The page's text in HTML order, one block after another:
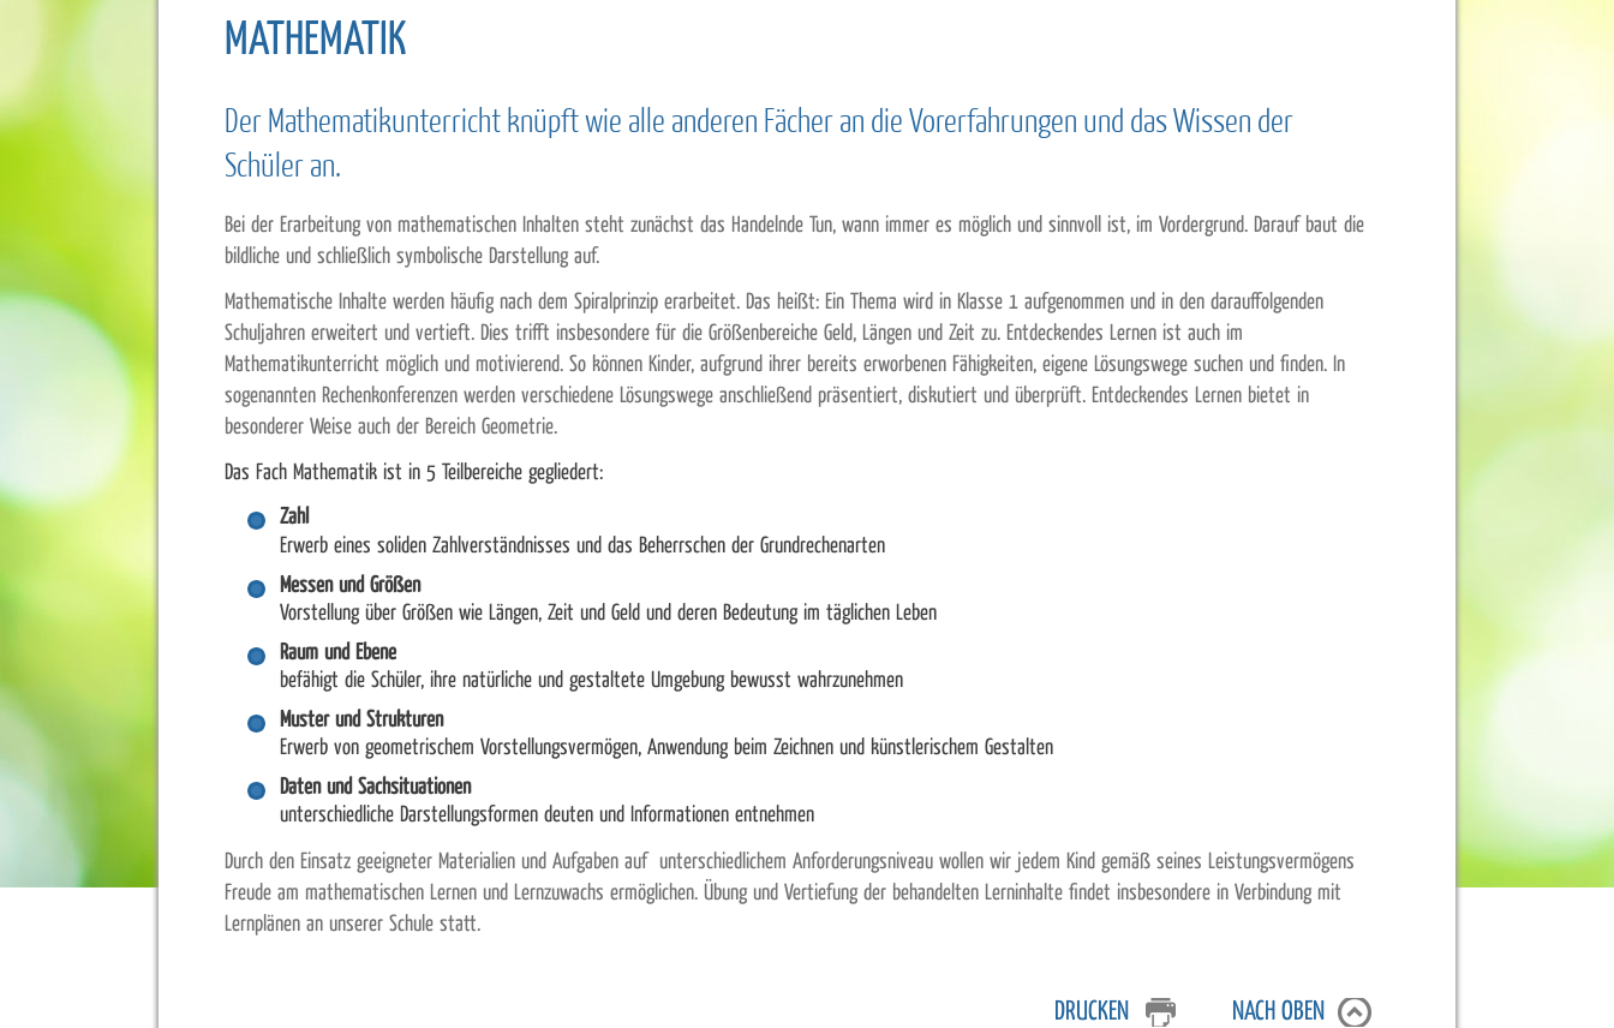
MATHEMATIK
Der Mathematikunterricht knüpft wie alle anderen Fächer an die Vorerfahrungen und das Wissen der
Schüler an.
Bei der Erarbeitung von mathematischen Inhalten steht zunächst das Handelnde Tun, wann immer es möglich und sinnvoll ist, im Vordergrund. Darauf baut die
bildliche und schließlich symbolische Darstellung auf.
Mathematische Inhalte werden häufig nach dem Spiralprinzip erarbeitet. Das heißt: Ein Thema wird in Klasse 1 aufgenommen und in den darauffolgenden
Schuljahren erweitert und vertieft. Dies trifft insbesondere für die Größenbereiche Geld, Längen und Zeit zu. Entdeckendes Lernen ist auch im
Mathematikunterricht möglich und motivierend. So können Kinder, aufgrund ihrer bereits erworbenen Fähigkeiten, eigene Lösungswege suchen und finden. In
sogenannten Rechenkonferenzen werden verschiedene Lösungswege anschließend präsentiert, diskutiert und überprüft. Entdeckendes Lernen bietet in
besonderer Weise auch der Bereich Geometrie.
Das Fach Mathematik ist in 5 Teilbereiche gegliedert:
Zahl
Erwerb eines soliden Zahlverständnisses und das Beherrschen der Grundrechenarten
Messen und Größen
Vorstellung über Größen wie Längen, Zeit und Geld und deren Bedeutung im täglichen Leben
Raum und Ebene
befähigt die Schüler, ihre natürliche und gestaltete Umgebung bewusst wahrzunehmen
Muster und Strukturen
Erwerb von geometrischem Vorstellungsvermögen, Anwendung beim Zeichnen und künstlerischem Gestalten
Daten und Sachsituationen
unterschiedliche Darstellungsformen deuten und Informationen entnehmen
Durch den Einsatz geeigneter Materialien und Aufgaben auf unterschiedlichem Anforderungsniveau wollen wir jedem Kind gemäß seines Leistungsvermögens
Freude am mathematischen Lernen und Lernzuwachs ermöglichen. Übung und Vertiefung der behandelten Lerninhalte findet insbesondere in Verbindung mit
Lernplänen an unserer Schule statt.
NACH OBEN
DRUCKEN